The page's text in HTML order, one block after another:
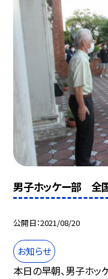
男子ホッケー部 全
公開日 2021/08/20
お知らせ
本日の早朝、男子ホ